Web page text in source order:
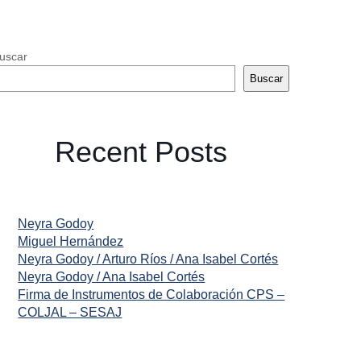
Buscar
Recent Posts
Neyra Godoy
Miguel Hernández
Neyra Godoy / Arturo Ríos / Ana Isabel Cortés
Neyra Godoy / Ana Isabel Cortés
Firma de Instrumentos de Colaboración CPS –
COLJAL – SESAJ